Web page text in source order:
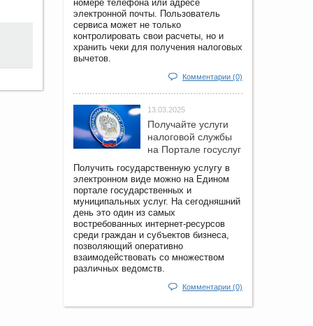
номере телефона или адресе
электронной почты. Пользователь
сервиса может не только
контролировать свои расчеты, но и
хранить чеки для получения налоговых
вычетов.
Комментарии (0)
13.03.2025
Получайте услуги
налоговой службы
на Портале госyслуг
Получить государственную услугу в
электронном виде можно на Едином
портале государственных и
муниципальных услуг. На сегодняшний
день это один из самых
востребованных интернет-ресурсов
среди граждан и субъектов бизнеса,
позволяющий оперативно
взаимодействовать со множеством
различных ведомств.
Комментарии (0)